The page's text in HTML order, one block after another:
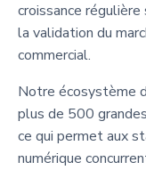
croissance
la validation du
commercial.
Notre écosystème
plus de 500
ce qui permet aux
numérique